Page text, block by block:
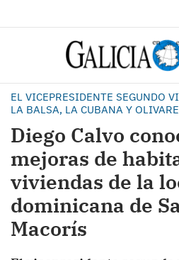
EL VICEPRESIDENTE SEGUNDO
LA BALSA, LA CUBANA Y
Diego Calvo
mejoras de
viviendas de la
dominicana de
Macorís